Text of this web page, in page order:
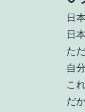
日
日
た
自
こ
だ